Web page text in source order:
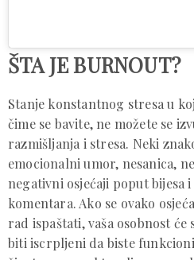
ŠTA JE BURNOUT?
Stanje konstantnog stresa u
čime se bavite, ne možete se
razmišljanja i stresa. Neki
emocionalni umor, nesanica,
negativni osjećaji poput bijesa
komentara. Ako se ovako
rad ispaštati, vaša osobnost
biti iscrpljeni da biste